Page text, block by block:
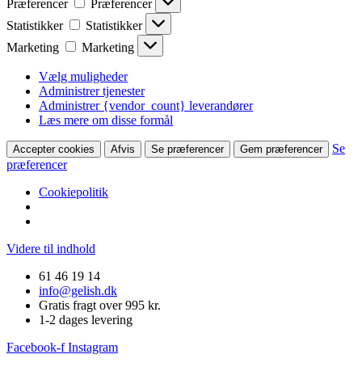
Præferencer
Præferencer
Statistikker
Statistikker
Marketing
Marketing
Vælg muligheder
Administrer tjenester
Administrer {vendor_count} leverandører
Læs mere om disse formål
Accepter cookies Afvis Se præferencer Gem præferencer
Se
præferencer
Cookiepolitik
Videre til indhold
61 46 19 14
info@gelish.dk
Gratis fragt over 995 kr.
1-2 dages levering
Facebook-f Instagram